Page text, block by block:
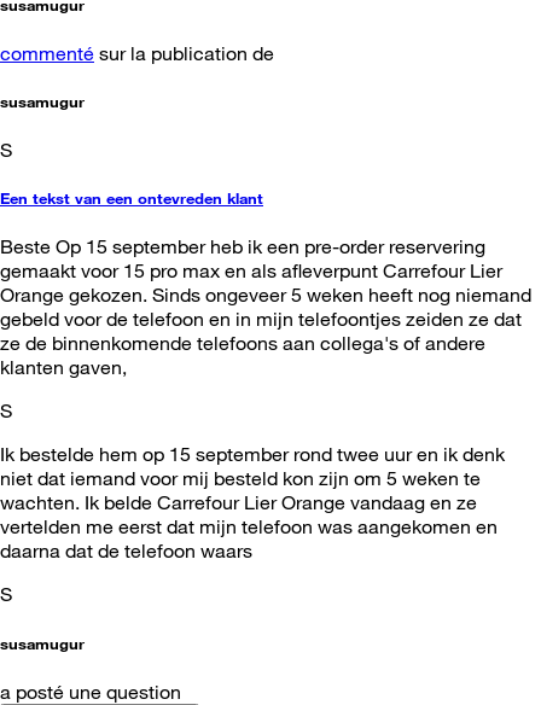
susamugur
commenté sur la publication de
susamugur
S
Een tekst van een ontevreden klant
Beste Op 15 september heb ik een pre-order reservering
gemaakt voor 15 pro max en als afleverpunt Carrefour Lier
Orange gekozen. Sinds ongeveer 5 weken heeft nog niemand
gebeld voor de telefoon en in mijn telefoontjes zeiden ze dat
ze de binnenkomende telefoons aan collega's of andere
klanten gaven,
S
Ik bestelde hem op 15 september rond twee uur en ik denk
niet dat iemand voor mij besteld kon zijn om 5 weken te
wachten. Ik belde Carrefour Lier Orange vandaag en ze
vertelden me eerst dat mijn telefoon was aangekomen en
daarna dat de telefoon waars
S
susamugur
a posté une question